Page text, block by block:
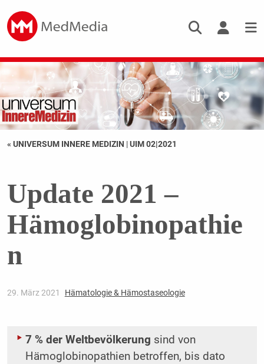
« UNIVERSUM INNERE MEDIZIN |UIM 02|2021
Update 2021 –
Hämoglobinopathie
n
29. März 2021 Hämatologie & Hämostaseologie
7 % der Weltbevölkerung sind von
Hämoglobinopathien betroffen, bis dato